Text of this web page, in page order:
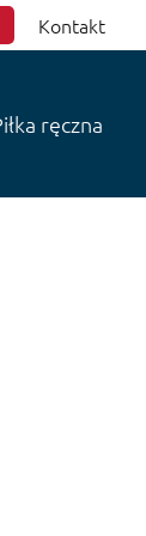
Kontakt
ręczna